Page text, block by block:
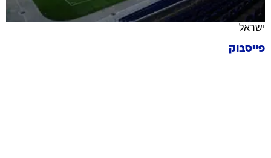
ישראל
פייסבוק